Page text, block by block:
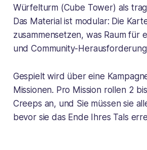
Würfelturm (Cube Tower) als
Das Material ist modular: Die
zusammensetzen, was Raum für
und Community-
Gespielt wird über eine
Missionen. Pro Mission rollen 2
Creeps an, und Sie müssen sie
bevor sie das Ende Ihres Tals